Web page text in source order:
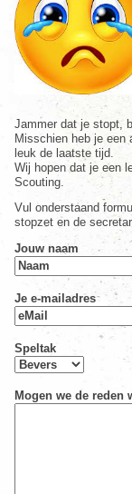
Jammer dat je stopt,
Misschien heb je een
leuk de laatste tijd.
Wij hopen dat je een
Scouting.
Vul onderstaand
stopzet en de
Jouw naam
Je e-mailadres
Speltak
Mogen we de reden